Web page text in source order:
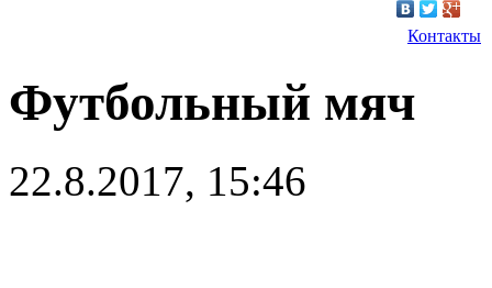
Контакты
Футбольный мяч
22.8.2017, 15:46